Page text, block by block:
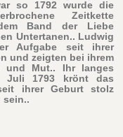
so 1792 wurde die
Zeitkette
Band der Liebe
Untertanen.. Ludwig
Aufgabe seit ihrer
und zeigten bei ihrem
und Mut.. Ihr langes
Juli 1793 krönt das
ihrer Geburt stolz
sein..